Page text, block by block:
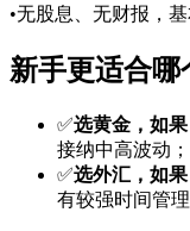
•无股息、无财报，
新手更适合哪
✅选黄金，如果
接纳中高波动；
✅选外汇，如果
有较强时间管理